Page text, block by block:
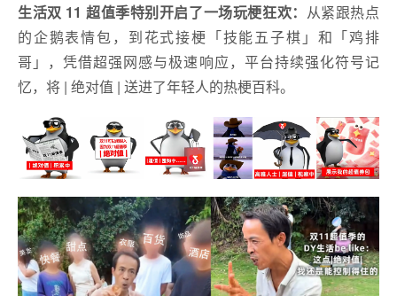
生活双 11 超值季特别开启了一场玩梗狂欢： 从紧跟热点
的企鹅表情包，到花式接梗「技能五子棋」和「鸡排
哥」，凭借超强网感与极速响应，平台持续强化符号记
忆，将 | 绝对值 | 送进了年轻人的热梗百科。